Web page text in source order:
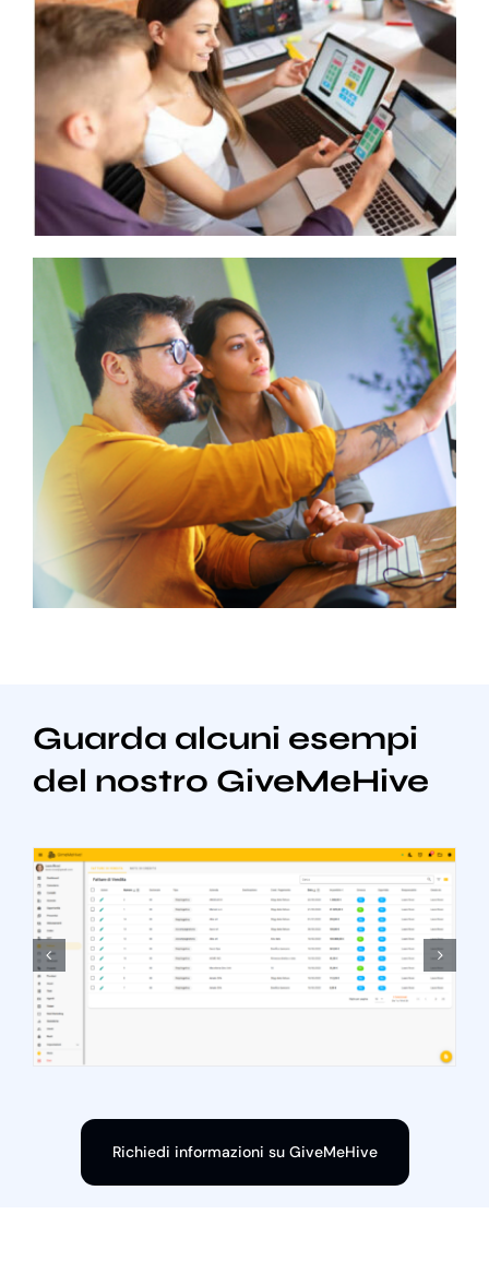
Guarda alcuni esempi
del nostro GiveMeHive
Richiedi informazioni su GiveMeHive